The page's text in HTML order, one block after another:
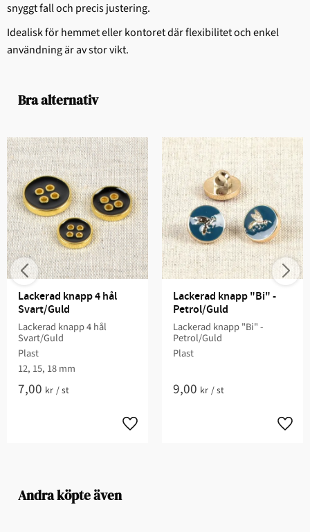
snyggt fall och precis justering.
Idealisk för hemmet eller kontoret där flexibilitet och enkel
användning är av stor vikt.
Bra alternativ
Lackerad knapp 4 hål
Svart/Guld
Lackerad knapp 4 hål
Svart/Guld
Plast
12, 15, 18 mm
7,00 kr /st
Lackerad knapp "Bi" -
Petrol/Guld
Lackerad knapp "Bi" -
Petrol/Guld
Plast
9,00 kr /st
Andra köpte även